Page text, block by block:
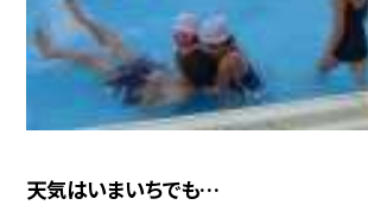
天気はいまいちでも…